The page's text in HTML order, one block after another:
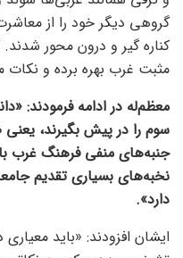
گروهی دیگر خود را از
کناره گیر و درون محور شدند.
مثبت غرب بهره برده و نکات
معظم‌له در ادامه فرمودند:
سوم را در پیش بگیرند،
جنبه‌های منفی فرهنگ غرب
نخبه‌های بسیاری تقدیم
دارد».
ایشان افزودند: «باید